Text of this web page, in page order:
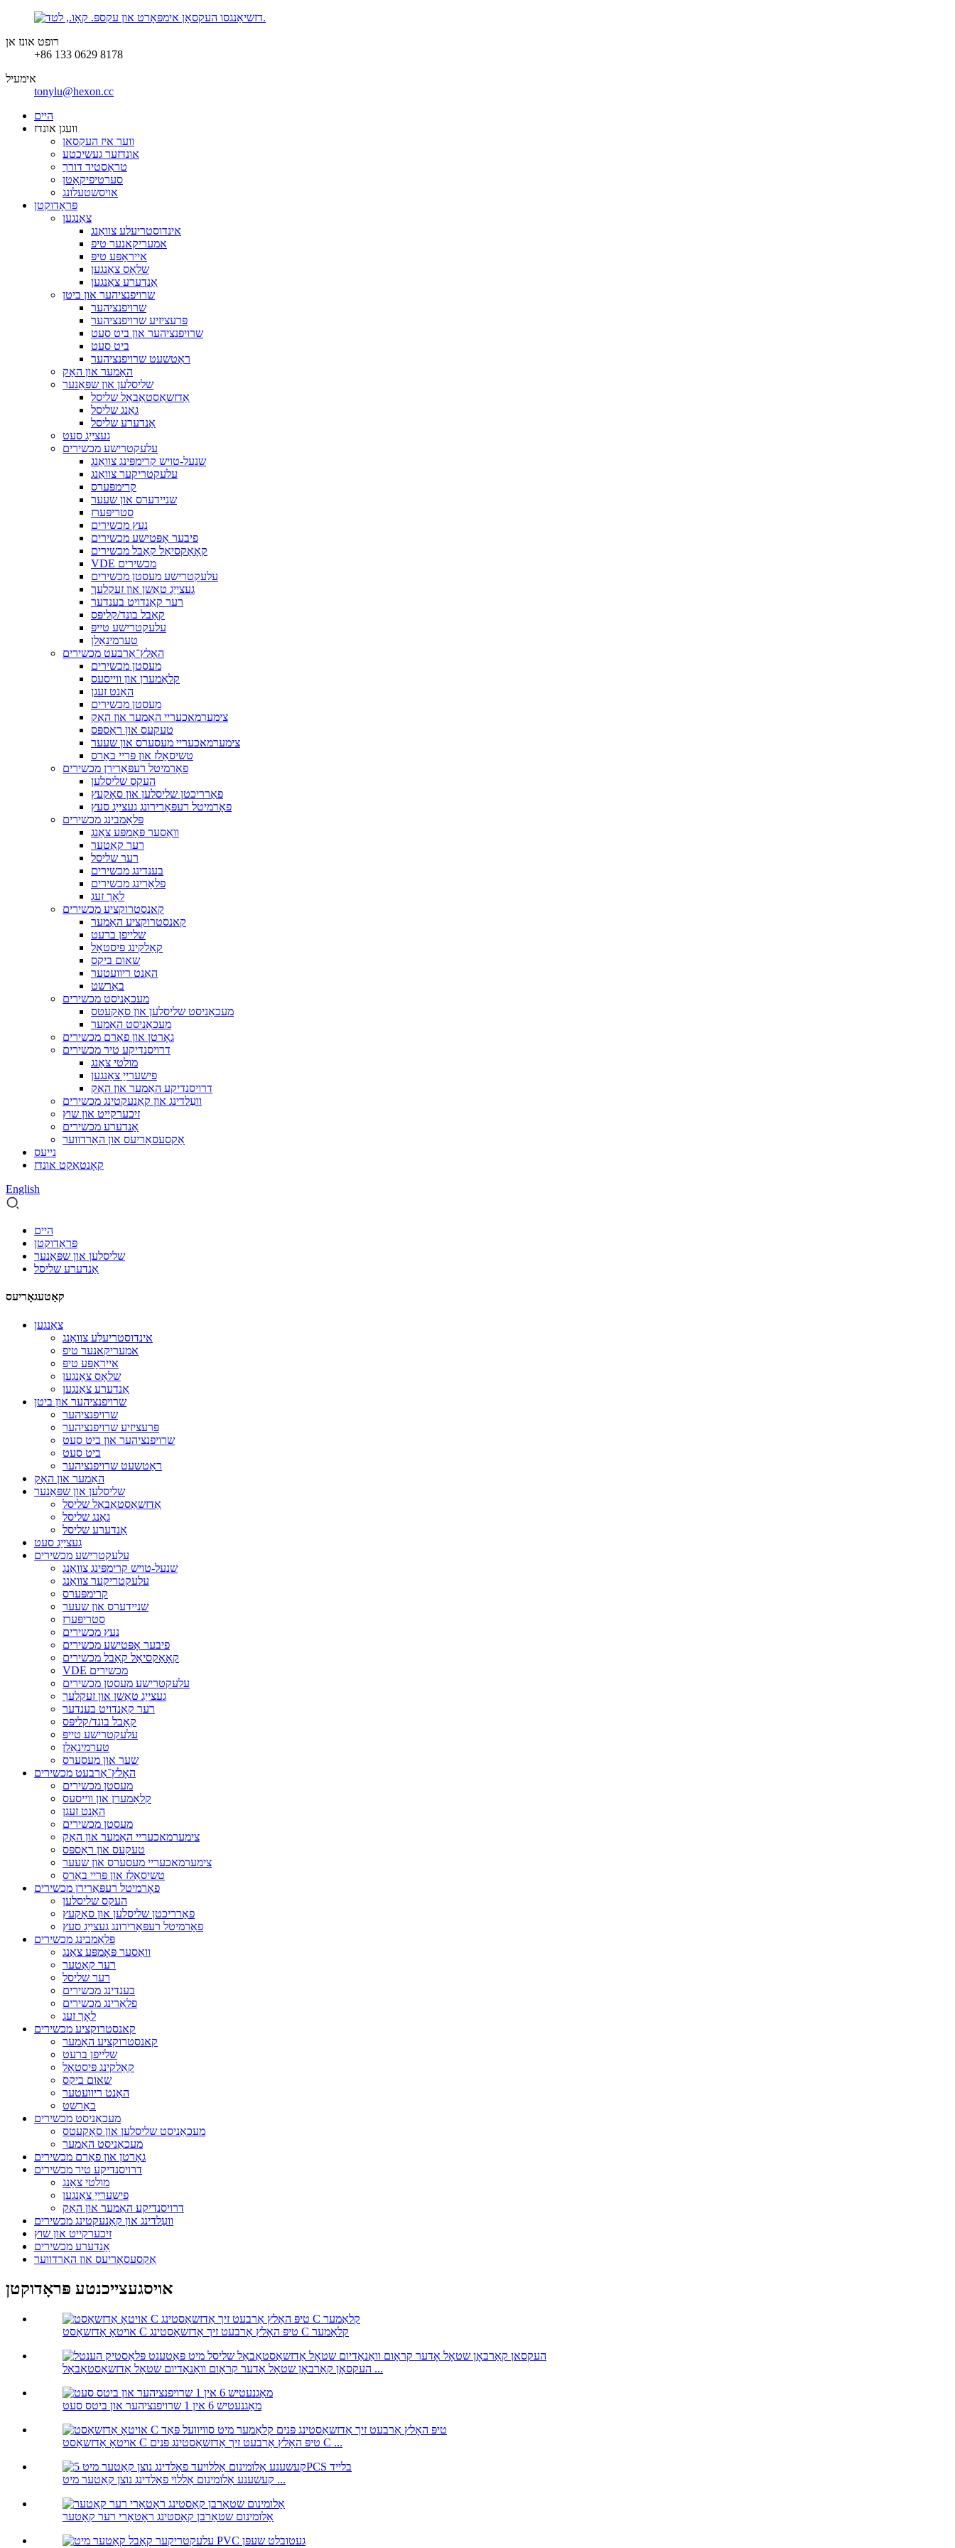
רופט אונז אן
+86 133 0629 8178
אימעיל
tonylu@hexon.cc
היים
וועגן אונדז
ווער איז העקסאן
אונדזער געשיכטע
טראַסטיד דורך
סערטיפיקאַטן
אויסשטעלונג
פּראָדוקטן
צאַנגען
אינדוסטריעלע צוואַנג
אמעריקאנער טיפ
אייראָפּע טיפּ
שלאָס צאַנגען
אַנדערע צאַנגען
שרויפנציהער און ביטן
שרויפנציהער
פּרעציזיע שרויפנציהער
שרויפנציהער און ביט סעט
ביט סעט
ראַטשעט שרויפנציהער
האַמער און האַק
שליסלען און שפּאַנער
אַדזשאַסטאַבאַל שליסל
גאַנג שליסל
אַנדערע שליסל
געצייַג סעט
עלעקטרישע מכשירים
שנעל-טויש קרימפּינג צוואַנג
עלעקטריקער צוואַנג
קרימפּערס
שניידערס און שעער
סטריפּערז
נעץ מכשירים
פיבער אָפּטישע מכשירים
קאָאַקסיאַל קאַבל מכשירים
VDE מכשירים
עלעקטרישע מעסטן מכשירים
געצייַג טאַשן און זעקלעך
רער קאַנדויט בענדער
קאַבל בונד/קליפּס
עלעקטרישע טייפּ
טערמינאַלן
האָלץ־אַרבעט מכשירים
מעסטן מכשירים
קלאַמערן און ווייסעס
האַנט זעגן
מעסטן מכשירים
צימערמאכעריי האַמער און האַק
טעקעס און ראַספּס
צימערמאכעריי מעסערס און שעער
טשיסאַלז און פּריי באַרס
פאָרמיטל רעפּאַרירן מכשירים
העקס שליסלען
פאַרריכטן שליסלען און סאָקעץ
פאָרמיטל רעפּאַרירונג געצייַג סעץ
פּלאַמבינג מכשירים
וואַסער פּאָמפּע צאַנג
רער קאַטער
רער שליסל
בענדינג מכשירים
פלאַרינג מכשירים
לאָך זעג
קאנסטרוקציע מכשירים
קאנסטרוקציע האַמער
שלייפן ברעט
קאַלקינג פּיסטאָל
שאום ביקס
האַנט ריוועטער
באַרשט
מעכאַניסט מכשירים
מעכאַניסט שליסלען און סאָקעטס
מעכאַניסט האַמער
גאָרטן און פאַרם מכשירים
דרויסנדיקע טיר מכשירים
מולטי צאַנג
פישערייַ צאַנגען
דרויסנדיקע האַמער און האַק
וועַלדינג און קאַנעקטינג מכשירים
זיכערקייט און שוץ
אַנדערע מכשירים
אַקסעסאָריעס און האַרדווער
נייעס
קאָנטאַקט אונדז
English
היים
פּראָדוקטן
שליסלען און שפּאַנער
אַנדערע שליסל
קאַטעגאָריעס
צאַנגען
אינדוסטריעלע צוואַנג
אמעריקאנער טיפ
אייראָפּע טיפּ
שלאָס צאַנגען
אַנדערע צאַנגען
שרויפנציהער און ביטן
שרויפנציהער
פּרעציזיע שרויפנציהער
שרויפנציהער און ביט סעט
ביט סעט
ראַטשעט שרויפנציהער
האַמער און האַק
שליסלען און שפּאַנער
אַדזשאַסטאַבאַל שליסל
גאַנג שליסל
אַנדערע שליסל
געצייַג סעט
עלעקטרישע מכשירים
שנעל-טויש קרימפּינג צוואַנג
עלעקטריקער צוואַנג
קרימפּערס
שניידערס און שעער
סטריפּערז
נעץ מכשירים
פיבער אָפּטישע מכשירים
קאָאַקסיאַל קאַבל מכשירים
VDE מכשירים
עלעקטרישע מעסטן מכשירים
געצייַג טאַשן און זעקלעך
רער קאַנדויט בענדער
קאַבל בונד/קליפּס
עלעקטרישע טייפּ
טערמינאַלן
שער און מעסערס
האָלץ־אַרבעט מכשירים
מעסטן מכשירים
קלאַמערן און ווייסעס
האַנט זעגן
מעסטן מכשירים
צימערמאכעריי האַמער און האַק
טעקעס און ראַספּס
צימערמאכעריי מעסערס און שעער
טשיסאַלז און פּריי באַרס
פאָרמיטל רעפּאַרירן מכשירים
העקס שליסלען
פאַרריכטן שליסלען און סאָקעץ
פאָרמיטל רעפּאַרירונג געצייַג סעץ
פּלאַמבינג מכשירים
וואַסער פּאָמפּע צאַנג
רער קאַטער
רער שליסל
בענדינג מכשירים
פלאַרינג מכשירים
לאָך זעג
קאנסטרוקציע מכשירים
קאנסטרוקציע האַמער
שלייפן ברעט
קאַלקינג פּיסטאָל
שאום ביקס
האַנט ריוועטער
באַרשט
מעכאַניסט מכשירים
מעכאַניסט שליסלען און סאָקעטס
מעכאַניסט האַמער
גאָרטן און פאַרם מכשירים
דרויסנדיקע טיר מכשירים
מולטי צאַנג
פישערייַ צאַנגען
דרויסנדיקע האַמער און האַק
וועַלדינג און קאַנעקטינג מכשירים
זיכערקייט און שוץ
אַנדערע מכשירים
אַקסעסאָריעס און האַרדווער
אויסגעצייכנטע פּראָדוקטן
אויטאָ אַדזשאַסט C טיפּ האָלץ אַרבעט זיך אַדזשאַסטינג C קלאַמער
העקסאָן קאַרבאָן שטאָל אָדער קראָום וואַנאַדיום שטאָל אַדזשאַסטאַבאַל ...
מאַגנעטיש 6 אין 1 שרויפנציהער און ביטס סעט
אויטאָ אַדזשאַסט C טיפּ האָלץ אַרבעט זיך אַדזשאַסטינג פּנים C ...
קעשענע אַלומינום אַללוי פאָלדינג נוצן קאַטער מיט ...
אַלומינום שטאַרבן קאַסטינג ראָטאַרי רער קאַטער